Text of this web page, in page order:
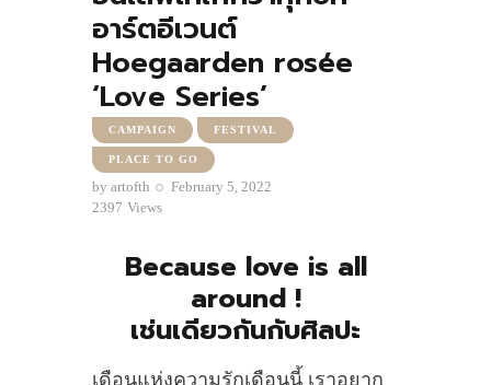
อาร์ตอีเวนต์
Hoegaarden rosée
‘Love Series’
CAMPAIGN FESTIVAL
PLACE TO GO
by artofth
February 5, 2022
2397 Views
Because love is all
around !
เช่นเดียวกันกับศิลปะ
เดือนแห่งความรักเดือนนี้ เราอยาก